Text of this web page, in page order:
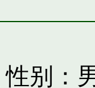
性别：